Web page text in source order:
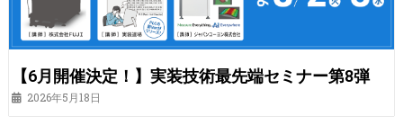
【6月開催決定！】実装技術最先端セミナー第8弾
2026年5月18日